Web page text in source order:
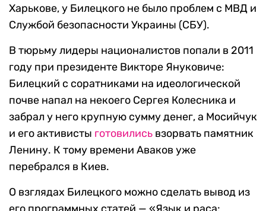
Харькове, у Билецкого не было проблем с МВД и
Службой безопасности Украины (СБУ).
В тюрьму лидеры националистов попали в 2011
году при президенте Викторе Януковиче:
Билецкий с соратниками на идеологической
почве напал на некоего Сергея Колесника и
забрал у него крупную сумму денег, а Мосийчук
и его активисты готовились взорвать памятник
Ленину. К тому времени Аваков уже
перебрался в Киев.
О взглядах Билецкого можно сделать вывод из